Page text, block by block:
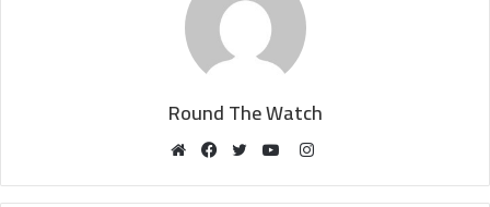
Round The Watch
Instagram